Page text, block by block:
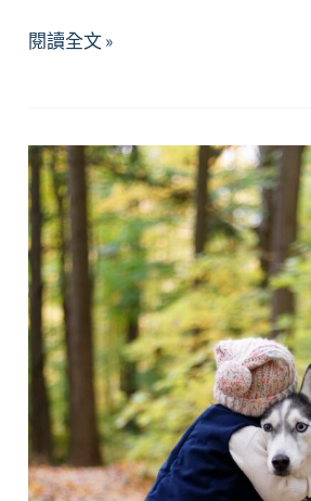
114
第
2
學
期 班
級
講
座
閱讀全文 »